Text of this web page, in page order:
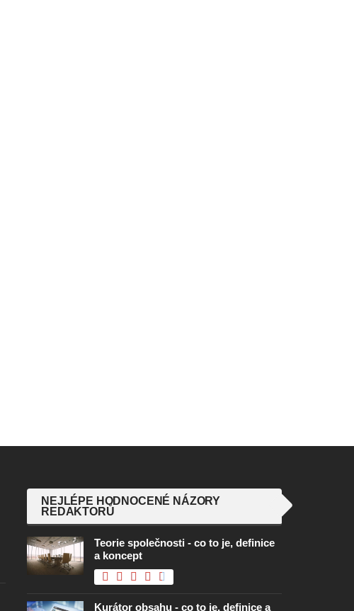
NEJLÉPE HODNOCENÉ NÁZORY
REDAKTORŮ
Teorie společnosti - co to je, definice
a koncept
Kurátor obsahu - co to je, definice a